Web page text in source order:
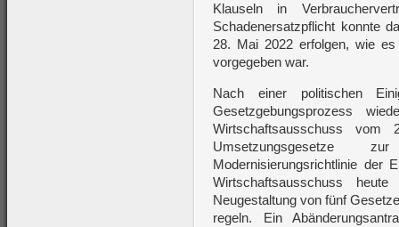
Klauseln in
Schadenersatzpflicht konnte
28. Mai 2022 erfolgen, wie
vorgegeben war.
Nach einer politischen
Gesetzgebungsprozess
Wirtschaftsausschuss vom
Umsetzungsgesetze
Modernisierungsrichtlinie der
Wirtschaftsausschuss
Neugestaltung von fünf
regeln. Ein